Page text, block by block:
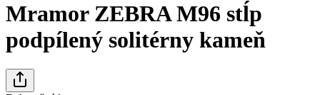
Mramor ZEBRA M96 stĺp
podpílený solitérny kameň